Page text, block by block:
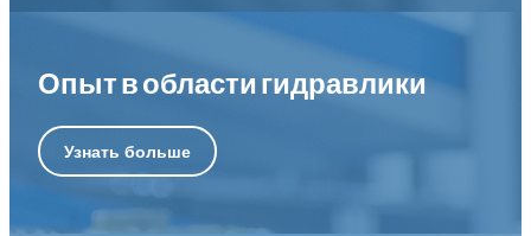
Опыт в области гидравлики
Узнать больше